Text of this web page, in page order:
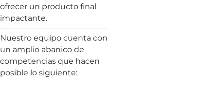
ofrecer un producto final
impactante.
Nuestro equipo cuenta con
un amplio abanico de
competencias que hacen
posible lo siguiente: